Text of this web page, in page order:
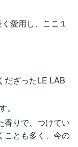
愛用し、ここ１
だざったLE LAB
香りで、つけてい
ことも多く、今の